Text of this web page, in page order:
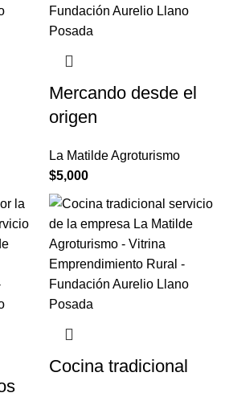
Mercando desde el
origen
La Matilde Agroturismo
$5,000
Cocina tradicional